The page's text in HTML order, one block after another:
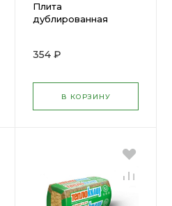
Плита
дублированная
плотн.30 (8)
354 ₽
В КОРЗИНУ